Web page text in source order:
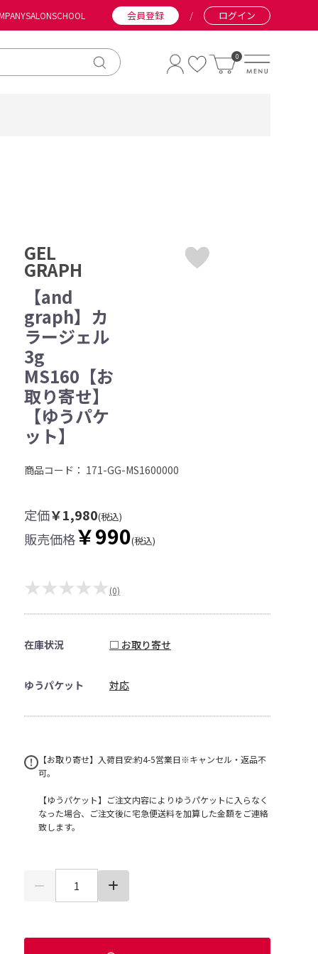
SALONSCHOOL 会員登録 / ログイン
0
GEL
GRAPH
【and
graph】カ
ラージェル
3g
MS160【お
取り寄せ】
【ゆうパケ
ット】
商品コード： 171-GG-MS1600000
定価￥1,980(税込)
販売価格￥990(税込)
★★★★★ (0)
在庫状況 □ お取り寄せ
ゆうパケット 対応
【お取り寄せ】入荷目安:約4-5営業日※キャンセル・返品不
可。
【ゆうパケット】ご注文内容によりゆうパケットに入らなく
なった場合、ご注文後に宅急便送料を加算した金額をご連絡
致します。